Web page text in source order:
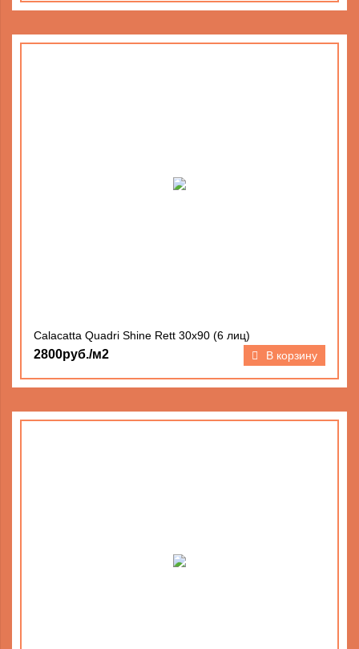
Calacatta Quadri Shine Rett 30х90 (6 лиц)
2800руб./м2 В корзину